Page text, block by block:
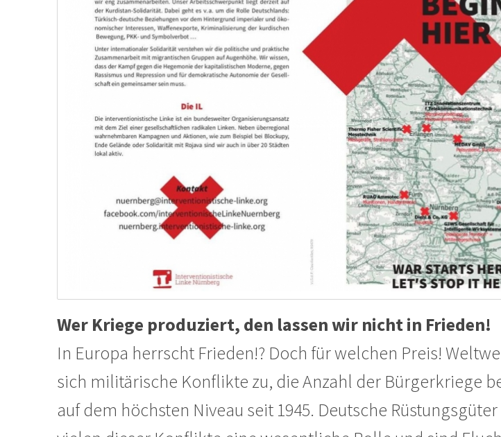
Wer Kriege produziert, den lassen wir nicht in Frieden!
In Europa herrscht Frieden!? Doch für welchen Preis!
sich militärische Konflikte zu, die Anzahl der Bürgerkriege
auf dem höchsten Niveau seit 1945. Deutsche